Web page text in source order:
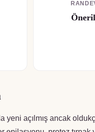
yeni açılmış ancak